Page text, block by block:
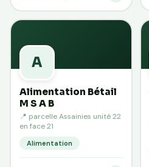
A
Alimentation Bétail
M S A B
📍 parcelle Assainies unité 22
en face 21
Alimentation